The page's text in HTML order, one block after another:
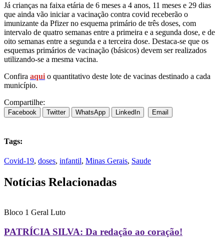
Já crianças na faixa etária de 6 meses a 4 anos, 11 meses e 29 dias
que ainda vão iniciar a vacinação contra covid receberão o
imunizante da Pfizer no esquema primário de três doses, com
intervalo de quatro semanas entre a primeira e a segunda dose, e de
oito semanas entre a segunda e a terceira dose. Destaca-se que os
esquemas primários de vacinação (básicos) devem ser realizados
utilizando-se a mesma vacina.
Confira aqui o quantitativo deste lote de vacinas destinado a cada
município.
Compartilhe:
Facebook Twitter WhatsApp LinkedIn Email
Tags:
Covid-19, doses, infantil, Minas Gerais, Saude
Notícias Relacionadas
Bloco 1 Geral Luto
PATRÍCIA SILVA: Da redação ao coração!